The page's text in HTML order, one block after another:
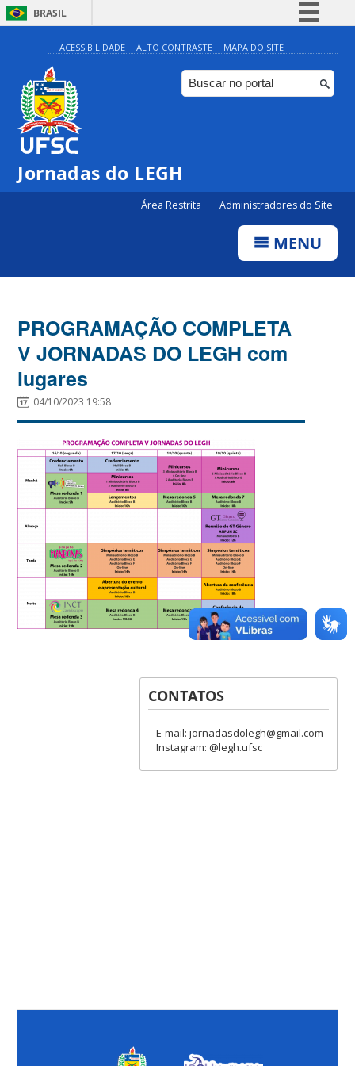
BRASIL
Simplifique!
Comunica BR
Participe
ACESSIBILIDADE ALTO CONTRASTE MAPA DO SITE
Jornadas do LEGH
Área Restrita Administradores do Site
MENU
PROGRAMAÇÃO COMPLETA
V JORNADAS DO LEGH com
lugares
04/10/2023 19:58
CONTATOS
E-mail: jornadasdolegh@gmail.com
Instagram: @legh.ufsc